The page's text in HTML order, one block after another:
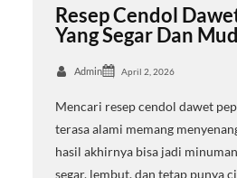
Resep Cendol
Yang Segar Dan
Admin April 2, 2026
Mencari resep cendol dawet
terasa alami memang
hasil akhirnya bisa jadi
segar, lembut, dan tetap punya